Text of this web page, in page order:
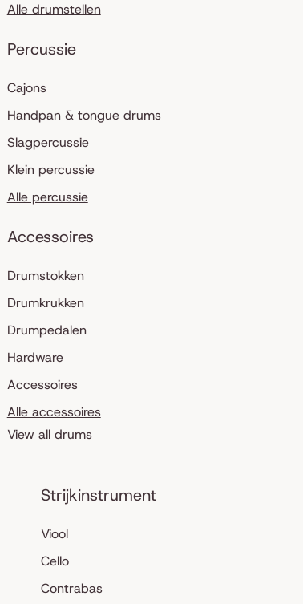
Alle drumstellen
Percussie
Cajons
Handpan & tongue drums
Slagpercussie
Klein percussie
Alle percussie
Accessoires
Drumstokken
Drumkrukken
Drumpedalen
Hardware
Accessoires
Alle accessoires
View all drums
Strijkinstrument
Viool
Cello
Contrabas